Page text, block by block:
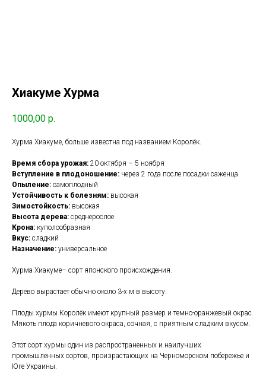
Хиакуме Хурма
1000,00 р.
Хурма Хиакуме, больше известна под названием Королёк.
Время сбора урожая: 20 октября – 5 ноября
Вступление в плодоношение: через 2 года после посадки саженца
Опыление: самоплодный
Устойчивость к болезням: высокая
Зимостойкость: высокая
Высота дерева: среднерослое
Крона: куполообразная
Вкус: сладкий
Назначение: универсальное
Хурма Хиакуме– сорт японского происхождения.
Дерево вырастает обычно около 3-х м в высоту.
Плоды хурмы Королёк имеют крупный размер и темно-оранжевый окрас.
Мякоть плода коричневого окраса, сочная, с приятным сладким вкусом.
Этот сорт хурмы один из распространенных и наилучших
промышленных сортов, произрастающих на Черноморском побережье и
Юге Украины.